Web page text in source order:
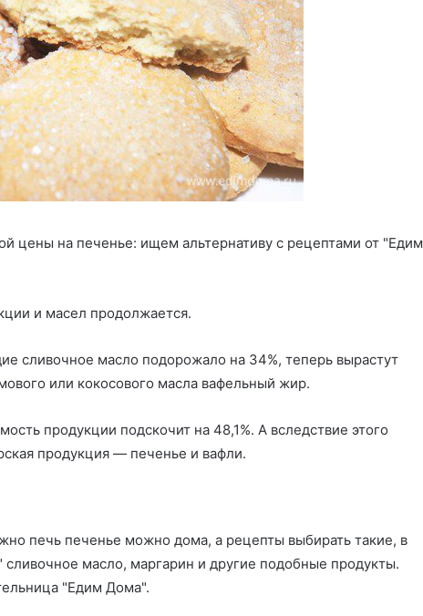
цены на печенье: ищем альтернативу с рецептами от "Едим
и масел продолжается.
сливочное масло подорожало на 34%, теперь вырастут
или кокосового масла вафельный жир.
продукции подскочит на 48,1%. А вследствие этого
продукция — печенье и вафли.
печь печенье можно дома, а рецепты выбирать такие, в
сливочное масло, маргарин и другие подобные продукты.
"Едим Дома".